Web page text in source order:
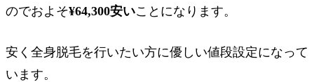
のでおよそ¥64,300安いことになります。
安く全身脱毛を行いたい方に優しい値段設定になって
います。